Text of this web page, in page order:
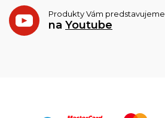
Produkty Vám predstavujeme
na Youtube